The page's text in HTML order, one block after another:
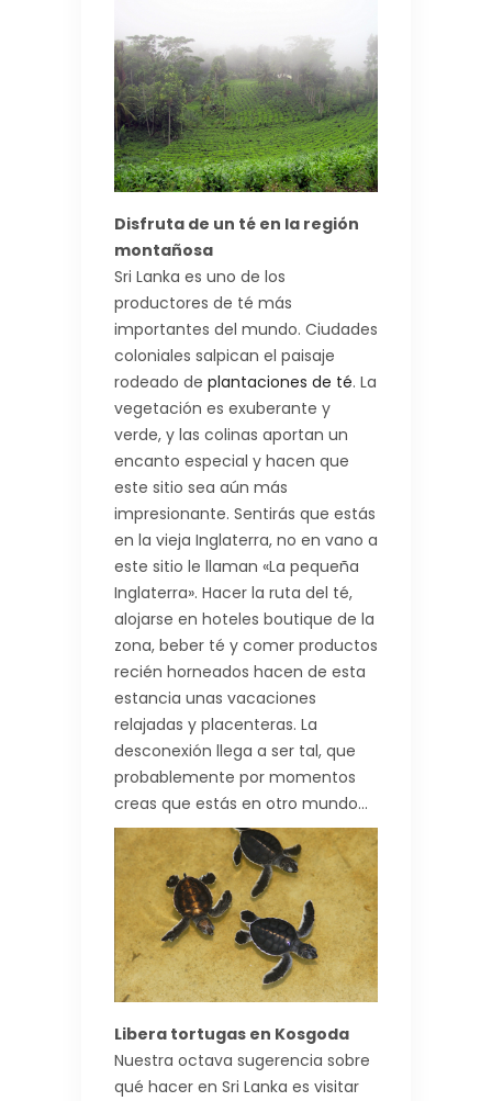
Disfruta de un té en la región
montañosa
Sri Lanka es uno de los
productores de té más
importantes del mundo. Ciudades
coloniales salpican el paisaje
rodeado de plantaciones de té. La
vegetación es exuberante y
verde, y las colinas aportan un
encanto especial y hacen que
este sitio sea aún más
impresionante. Sentirás que estás
en la vieja Inglaterra, no en vano a
este sitio le llaman «La pequeña
Inglaterra». Hacer la ruta del té,
alojarse en hoteles boutique de la
zona, beber té y comer productos
recién horneados hacen de esta
estancia unas vacaciones
relajadas y placenteras. La
desconexión llega a ser tal, que
probablemente por momentos
creas que estás en otro mundo…
Libera tortugas en Kosgoda
Nuestra octava sugerencia sobre
qué hacer en Sri Lanka es visitar